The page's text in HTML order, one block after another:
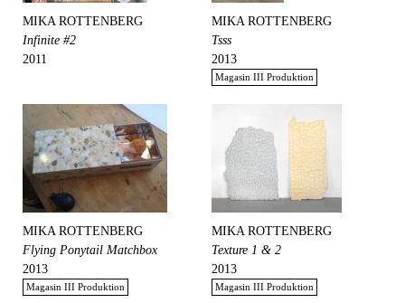
MIKA ROTTENBERG
Infinite #2
2011
MIKA ROTTENBERG
Tsss
2013
Magasin III Produktion
MIKA ROTTENBERG
Flying Ponytail Matchbox
2013
Magasin III Produktion
MIKA ROTTENBERG
Texture 1 & 2
2013
Magasin III Produktion